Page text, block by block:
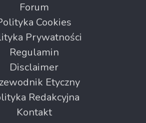
Forum
Cookies
Prywatności
Regulamin
Disclaimer
Etyczny
Redakcyjna
Kontakt